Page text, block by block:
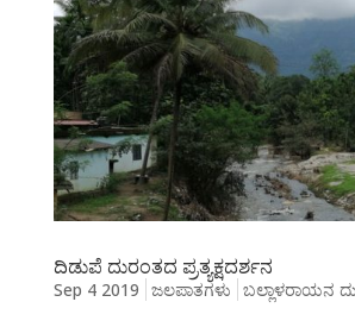
ದಿಡುಪೆ ದುರಂತದ ಪ್ರತ್ಯಕ್ಷದರ್ಶನ
Sep 4 2019 ಜಲಪಾತಗಳು ಬಲ್ಲಾಳರಾಯನ